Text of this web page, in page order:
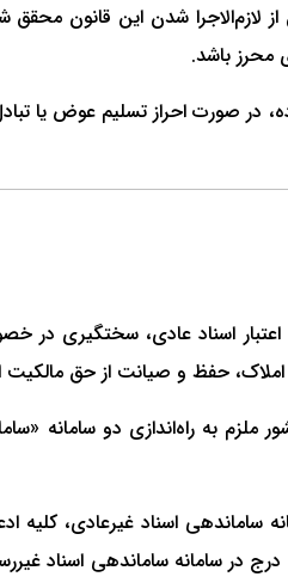
شدن این قانون
باشد.
صورت احراز تسلیم عوض یا
اسناد عادی، سختگیری در
حفظ و صیانت از حق
کشور ملزم به راه‌اندازی دو
اسناد غیرعادی، کلیه
در سامانه ساماندهی اسناد